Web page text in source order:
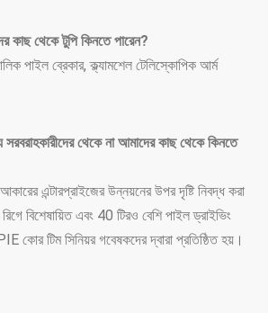
কাছ থেকে টুপি কিনতে পারেন?
পাইল ব্রেকার, ক্ল্যামশেল টেলিস্কোপিক আর্ম
থেকে না আমাদের কাছ থেকে কিনতে
এন্টারপ্রাইজের উন্নয়নের উপর দৃষ্টি নিবদ্ধ করা
বিশেষায়িত এবং 40 টিরও বেশি পাইল ড্রাইভিং
কোর টিম সিনিয়র গবেষকদের দ্বারা প্রতিষ্ঠিত হয়।